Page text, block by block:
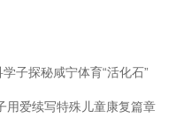
子探秘咸宁体育“活化石”
爱续写特殊儿童康复篇章